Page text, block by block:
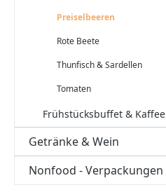
Preiselbeeren
Rote Beete
Thunfisch & Sardellen
Tomaten
Frühstücksbuffet & Kaffee
Getränke & Wein
Nonfood - Verpackungen